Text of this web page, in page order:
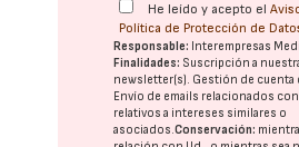
He leído y acepto el
Política de Protección de
Responsable: Interempresas
Finalidades: Suscripción a
newsletter(s). Gestión de cuenta
Envío de emails relacionados con
relativos a intereses similares o
asociados.Conservación: